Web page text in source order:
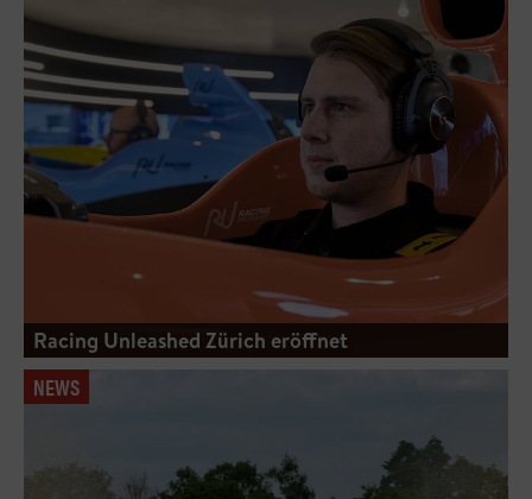
Racing Unleashed Zürich eröffnet
NEWS